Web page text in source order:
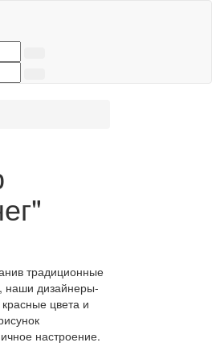
традиционные
наши дизайнеры-
цвета и
настроение.